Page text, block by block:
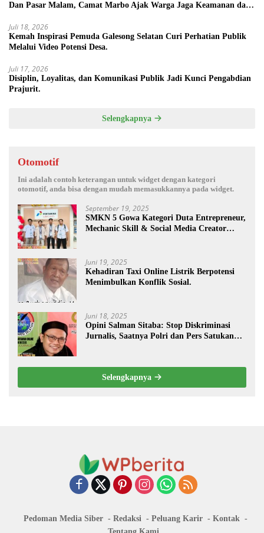
Dan Pasar Malam, Camat Marbo Ajak Warga Jaga Keamanan dan
Juli 18, 2026
Kemah Inspirasi Pemuda Galesong Selatan Curi Perhatian Publik
Melalui Video Potensi Desa.
Juli 17, 2026
Disiplin, Loyalitas, dan Komunikasi Publik Jadi Kunci Pengabdian
Prajurit.
Selengkapnya
Otomotif
Ini adalah contoh keterangan untuk widget dengan kategori
otomotif, anda bisa dengan mudah memasukkannya pada widget.
September 19, 2025
SMKN 5 Gowa Kategori Duta Entrepreneur,
Mechanic Skill & Social Media Creator
Juni 19, 2025
Kehadiran Taxi Online Listrik Berpotensi
Menimbulkan Konflik Sosial.
Juni 18, 2025
Opini Salman Sitaba: Stop Diskriminasi
Jurnalis, Saatnya Polri dan Pers Satukan
Selengkapnya
Pedoman Media Siber Redaksi Peluang Karir
Kontak